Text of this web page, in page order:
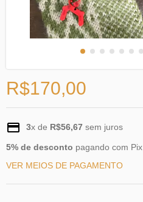
R$170,00
3x de R$56,67 sem juros
5% de desconto pagando com Pix
VER MEIOS DE PAGAMENTO